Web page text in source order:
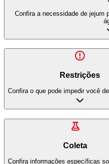
Confira a necessidade de jejum
Restrições
Confira o que pode impedir você
Coleta
Confira informações específicas